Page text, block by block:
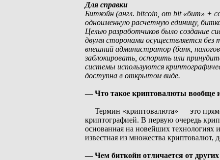
Для справки
Биткойн (англ. bitcoin, от bit «бит» +
одноименную расчетную единицу,
Целью разработчиков было создание
двумя сторонами осуществляется без
внешний администратор (банк,
заблокировать, оспорить или
системы используются
доступна в открытом виде.
— Что такое криптовалюты вообще
— Термин «криптовалюта» — это
криптографией. В первую очередь
основанная на новейших технологиях
известная из множества криптовалют,
— Чем биткойн отличается от